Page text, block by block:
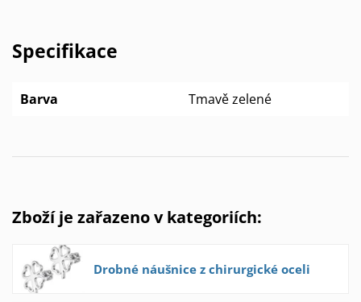
Specifikace
Barva Tmavě zelené
Zboží je zařazeno v kategoriích:
Drobné náušnice z chirurgické oceli